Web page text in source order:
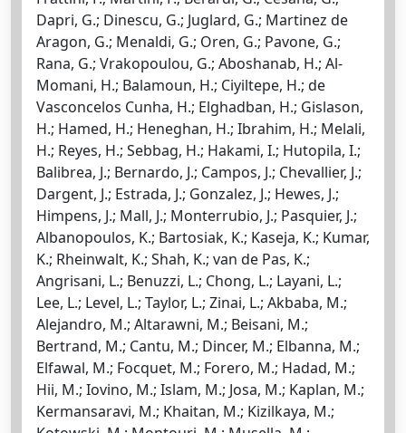
Dapri, G.; Dinescu, G.; Juglard, G.; Martinez de
Aragon, G.; Menaldi, G.; Oren, G.; Pavone, G.;
Rana, G.; Vrakopoulou, G.; Aboshanab, H.; Al-
Momani, H.; Balamoun, H.; Ciyiltepe, H.; de
Vasconcelos Cunha, H.; Elghadban, H.; Gislason,
H.; Hamed, H.; Heneghan, H.; Ibrahim, H.; Melali,
H.; Reyes, H.; Sebbag, H.; Hakami, I.; Hutopila, I.;
Balibrea, J.; Bernardo, J.; Campos, J.; Chevallier, J.;
Dargent, J.; Estrada, J.; Gonzalez, J.; Hewes, J.;
Himpens, J.; Mall, J.; Monterrubio, J.; Pasquier, J.;
Albanopoulos, K.; Bartosiak, K.; Kaseja, K.; Kumar,
K.; Rheinwalt, K.; Shah, K.; van de Pas, K.;
Angrisani, L.; Benuzzi, L.; Chong, L.; Layani, L.;
Lee, L.; Level, L.; Taylor, L.; Zinai, L.; Akbaba, M.;
Alejandro, M.; Altarawni, M.; Beisani, M.;
Bertrand, M.; Cantu, M.; Dincer, M.; Elbanna, M.;
Elfawal, M.; Focquet, M.; Forero, M.; Hadad, M.;
Hii, M.; Iovino, M.; Islam, M.; Josa, M.; Kaplan, M.;
Kermansaravi, M.; Khaitan, M.; Kizilkaya, M.;